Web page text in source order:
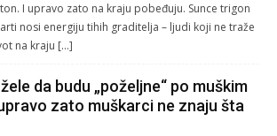
I upravo zato na kraju pobeđuju. Sunce trigon
nosi energiju tihih graditelja – ljudi koji ne traže
na kraju […]
da budu „poželjne“ po muškim
zato muškarci ne znaju šta